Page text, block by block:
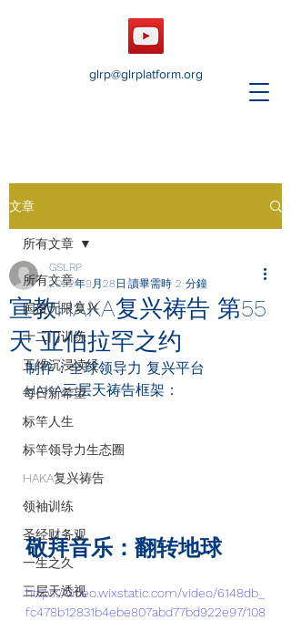
glrp@glrplatform.org
文章
所有文章
国度无限复兴
十二门训练
五维沉浸读经
每日新希望
标竿人生
标竿领导力生态圈
HAKA复兴祷告
领袖训练
圣经财务观
一生之久
三层天透视
所有文章
宣教HAKA复兴祷告 第55
天 亚伯拉罕之约
GSLRP
2022年9月28日 讀畢需時 2 分鐘
制作：全球领导力 复兴平台
HAKA三层天祷告框架：
敬拜音乐：翻转地球
https://video.wixstatic.com/video/6148db_
fc478b12831b4ebe807abd77bd922e97/108